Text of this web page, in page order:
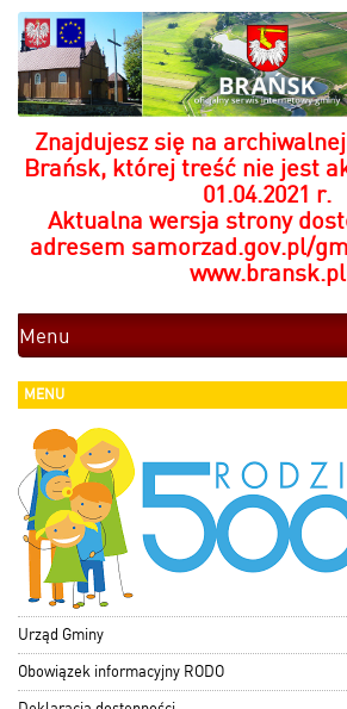
Znajdujesz się na
Brańsk, której treść nie jest
01.04.2021 r.
Aktualna wersja strony
adresem samorzad.gov.pl/
www.bransk.pl
Menu
MENU
Urząd Gminy
Obowiązek informacyjny RODO